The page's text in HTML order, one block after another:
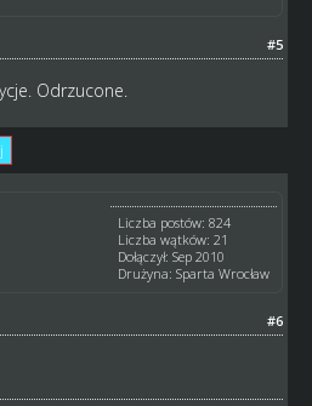
#5
Odrzucone.
Liczba postów: 824
Liczba wątków: 21
Dołączył: Sep 2010
Drużyna: Sparta Wrocław
#6